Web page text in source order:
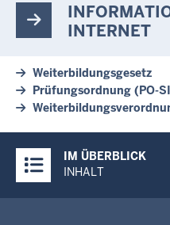
INTERNET
Weiterbildungsgesetz
Prüfungsordnung (PO-
Inhalte
IM ÜBERBLICK
INHALT